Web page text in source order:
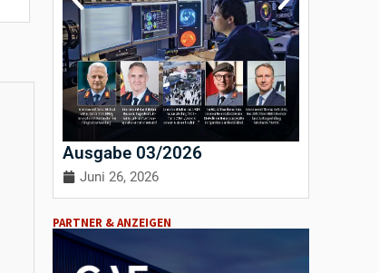
Ausgabe 03/2026
Juni 26, 2026
PARTNER & ANZEIGEN